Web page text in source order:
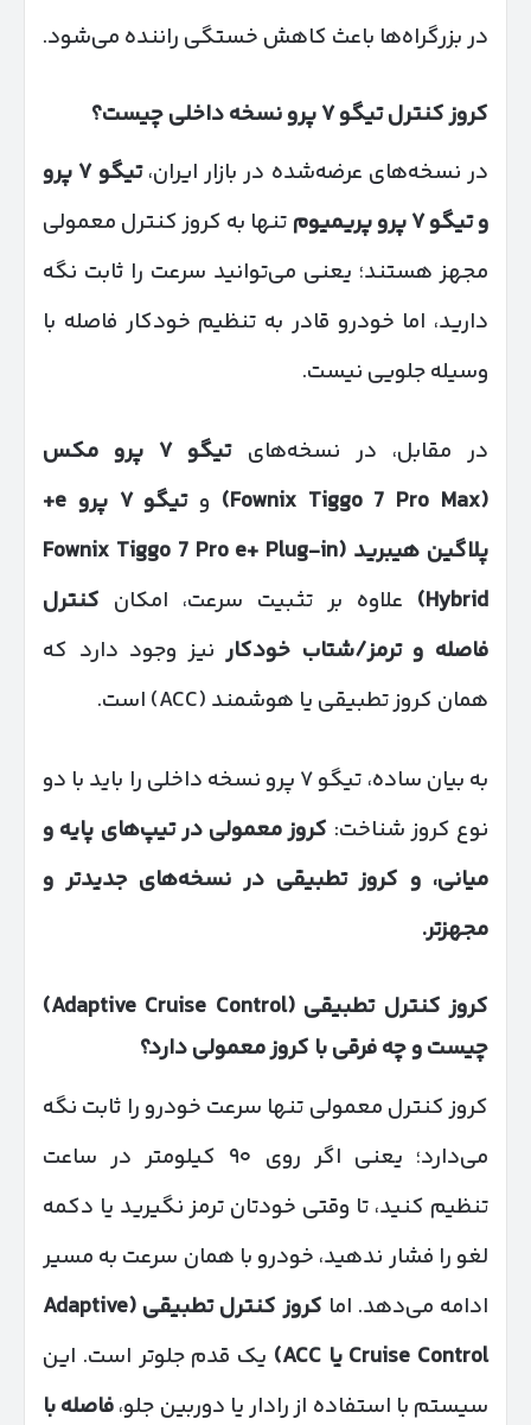
در بزرگراه‌ها باعث کاهش خستگی راننده می‌شود.
کروز کنترل تیگو۷پرو نسخه داخلی چیست؟
در نسخه‌های عرضه‌شده در بازار ایران،تیگو۷ پرو
و تیگو۷پرو پریمیوم تنها به کروز کنترل معمولی
مجهز هستند؛ یعنی می‌توانید سرعت را ثابت نگه
دارید، اما خودرو قادر به تنظیم خودکار فاصله با
وسیله جلویی نیست.
در مقابل، در نسخه‌هایتیگو۷ پرو مکس
(Fownix Tiggo 7 Pro Max)
وتیگو۷ پرو
پلاگین هیبرید (Fownix Tiggo 7 Pro e+ Plug-in
Hybrid)
علاوه بر تثبیت سرعت، امکان کنترل
فاصله و ترمز/شتاب خودکارنیز وجود دارد که
همان کروز تطبیقی یا هوشمند (ACC) است.
به بیان ساده، تیگو ۷ پرو نسخه داخلی را باید با دو
نوع کروز شناخت: کروز معمولی در تیپ‌های پایه و
میانی، و کروز تطبیقی در نسخه‌های جدیدتر و
مجهزتر.
کروز کنترل تطبیقی (Adaptive Cruise Control)
چیست و چه فرقی با کروز معمولی دارد؟
کروز کنترل معمولی تنها سرعت خودرو را ثابت نگه
می‌دارد؛ یعنی اگر روی ۹۰ کیلومتر در ساعت
تنظیم کنید، تا وقتی خودتان ترمز نگیرید یا دکمه
لغو را فشار ندهید، خودرو با همان سرعت به مسیر
ادامه می‌دهد. اما کروز کنترل تطبیقی (Adaptive
Cruise Control یا ACC)
یک قدم جلوتر است. این
سیستم با استفاده از رادار یا دوربین جلو،فاصله با